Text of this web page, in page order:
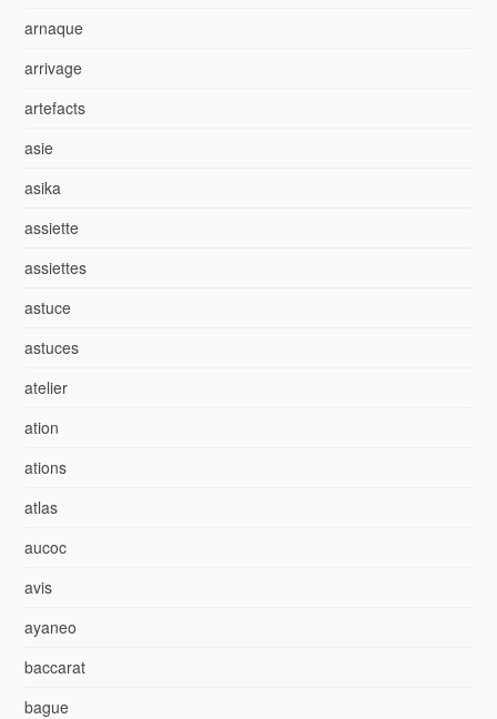
arnaque
arrivage
artefacts
asie
asika
assiette
assiettes
astuce
astuces
atelier
ation
ations
atlas
aucoc
avis
ayaneo
baccarat
bague